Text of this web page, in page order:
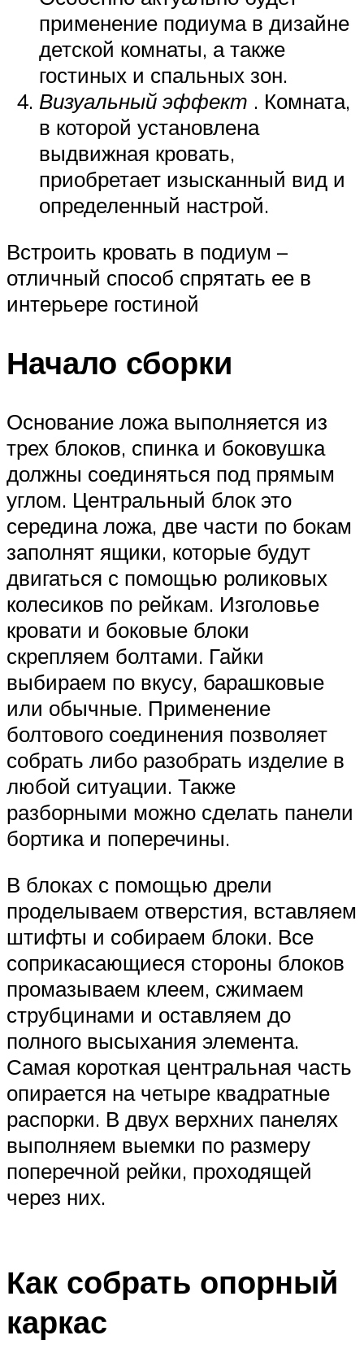
применение подиума в дизайне
детской комнаты, а также
гостиных и спальных зон.
Визуальный эффект . Комната,
в которой установлена
выдвижная кровать,
приобретает изысканный вид и
определенный настрой.
Встроить кровать в подиум –
отличный способ спрятать ее в
интерьере гостиной
Начало сборки
Основание ложа выполняется из
трех блоков, спинка и боковушка
должны соединяться под прямым
углом. Центральный блок это
середина ложа, две части по бокам
заполнят ящики, которые будут
двигаться с помощью роликовых
колесиков по рейкам. Изголовье
кровати и боковые блоки
скрепляем болтами. Гайки
выбираем по вкусу, барашковые
или обычные. Применение
болтового соединения позволяет
собрать либо разобрать изделие в
любой ситуации. Также
разборными можно сделать панели
бортика и поперечины.
В блоках с помощью дрели
проделываем отверстия, вставляем
штифты и собираем блоки. Все
соприкасающиеся стороны блоков
промазываем клеем, сжимаем
струбцинами и оставляем до
полного высыхания элемента.
Самая короткая центральная часть
опирается на четыре квадратные
распорки. В двух верхних панелях
выполняем выемки по размеру
поперечной рейки, проходящей
через них.
Как собрать опорный
каркас